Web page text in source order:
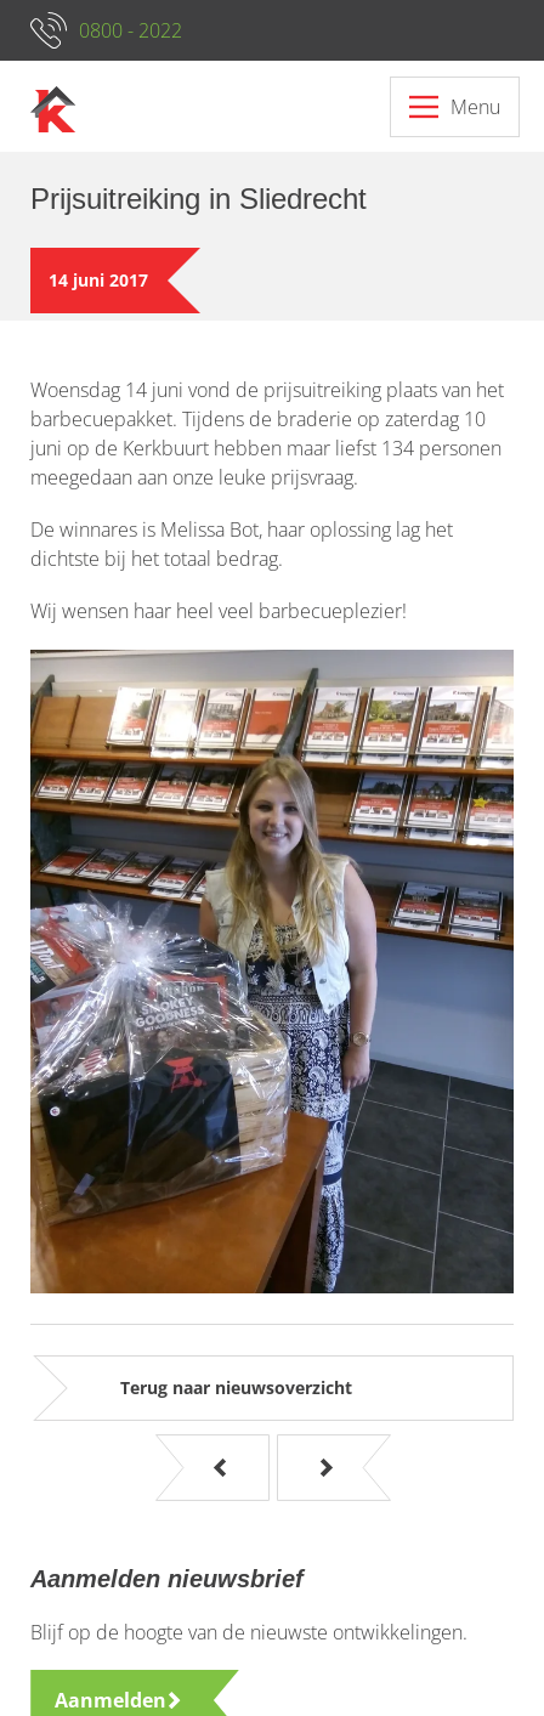
0800 - 2022
Menu
Prijsuitreiking in Sliedrecht
14 juni 2017
Woensdag 14 juni vond de prijsuitreiking plaats van het
barbecuepakket. Tijdens de braderie op zaterdag 10
juni op de Kerkbuurt hebben maar liefst 134 personen
meegedaan aan onze leuke prijsvraag.
De winnares is Melissa Bot, haar oplossing lag het
dichtste bij het totaal bedrag.
Wij wensen haar heel veel barbecueplezier!
Terug naar nieuwsoverzicht
Aanmelden nieuwsbrief
Blijf op de hoogte van de nieuwste ontwikkelingen.
Aanmelden